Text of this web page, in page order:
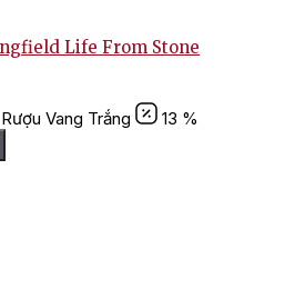
Life From Stone
Rượu Vang Trắng
13 %